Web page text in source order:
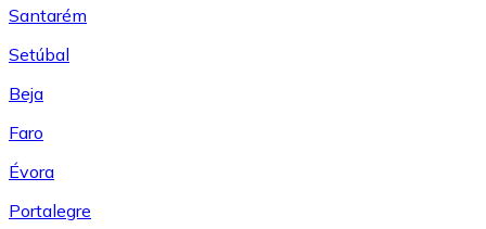
Santarém
Setúbal
Beja
Faro
Évora
Portalegre